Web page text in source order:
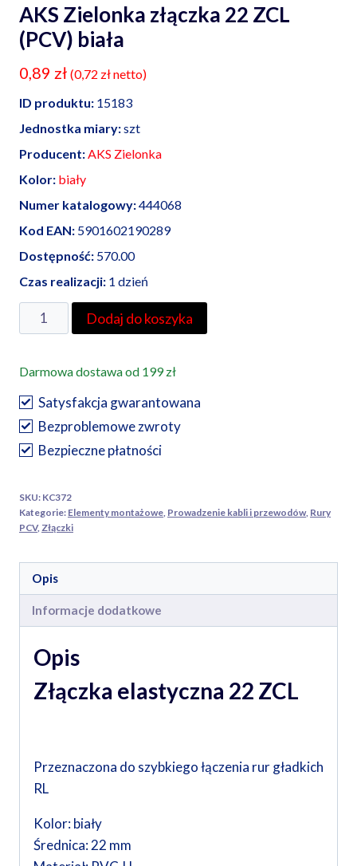
AKS Zielonka złączka 22 ZCL
(PCV) biała
0,89 zł (0,72 złnetto)
ID produktu: 15183
Jednostka miary:szt
Producent: AKS Zielonka
Kolor: biały
Numer katalogowy:444068
Kod EAN: 5901602190289
Dostępność: 570.00
Czas realizacji: 1 dzień
ilość
AKS
złączka
22
ZCL
(PCV)
biała
Dodaj do koszyka
Darmowa dostawa od 199 zł
Satysfakcja gwarantowana
Bezproblemowe zwroty
Bezpieczne płatności
SKU: KC372
Kategorie: Elementy montażowe Prowadzenie kabli i przewodów, Rury
PCV, Złączki
Opis
Informacje dodatkowe
Opis
Złączka elastyczna 22 ZCL
Przeznaczona do szybkiego łączenia rur gładkich
RL
Kolor: biały
Średnica: 22 mm